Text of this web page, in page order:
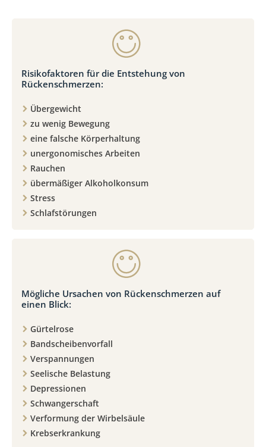
Risikofaktoren für die Entstehung von
Rückenschmerzen:
Übergewicht
zu wenig Bewegung
eine falsche Körperhaltung
unergonomisches Arbeiten
Rauchen
übermäßiger Alkoholkonsum
Stress
Schlafstörungen
Mögliche Ursachen von Rückenschmerzen auf
einen Blick:
Gürtelrose
Bandscheibenvorfall
Verspannungen
Seelische Belastung
Depressionen
Schwangerschaft
Verformung der Wirbelsäule
Krebserkrankung